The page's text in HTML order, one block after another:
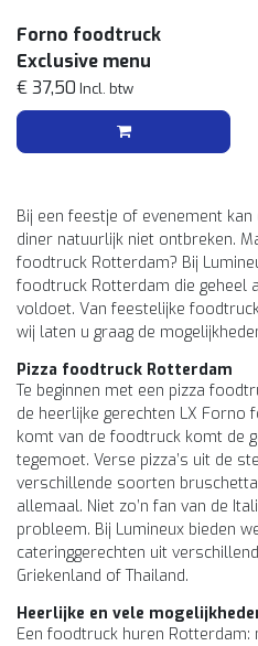
Forno foodtruck
Exclusive menu
€ 37,50 Incl. btw
Bij een feestje of evenement
diner natuurlijk niet ontbreken.
foodtruck Rotterdam? Bij
foodtruck Rotterdam die geheel
voldoet. Van feestelijke
wij laten u graag de
Pizza foodtruck Rotterdam
Te beginnen met een pizza
de heerlijke gerechten LX Forno
komt van de foodtruck komt de
tegemoet. Verse pizza’s uit de
verschillende soorten
allemaal. Niet zo’n fan van de
probleem. Bij Lumineux bieden
cateringgerechten uit
Griekenland of Thailand.
Heerlijke en vele
Een foodtruck huren